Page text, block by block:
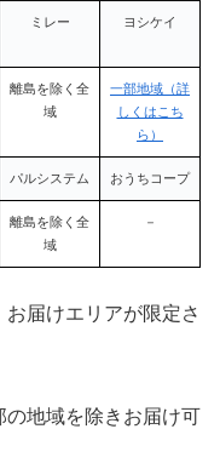
ミレー ヨシケイ
離島を除く全
域
一部地域（詳
しくはこち
ら）
パルシステム おうちコープ
離島を除く全
域
－
お届けエリアが限定さ
地域を除きお届け可